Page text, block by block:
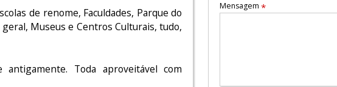
de renome, Faculdades, Parque do
Museus e Centros Culturais, tudo,
Toda aproveitável com
Mensagem *